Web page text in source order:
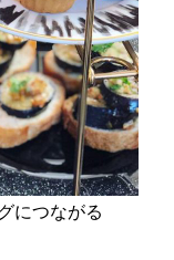
につながる